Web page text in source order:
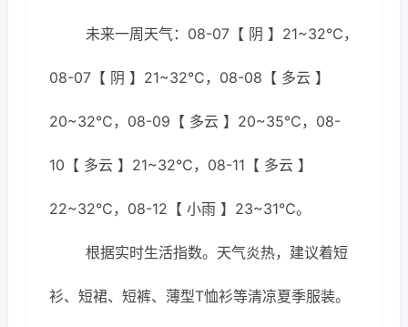
未来一周天气：08-07【 阴 】21~32℃，
08-07【 阴 】21~32℃，08-08【 多云 】
20~32℃，08-09【 多云 】20~35℃，08-
10【 多云 】21~32℃，08-11【 多云 】
22~32℃，08-12【 小雨 】23~31℃。
根据实时生活指数。天气炎热，建议着短
衫、短裙、短裤、薄型T恤衫等清凉夏季服装。